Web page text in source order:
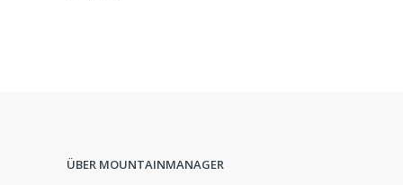
ÜBER MOUNTAINMANAGER